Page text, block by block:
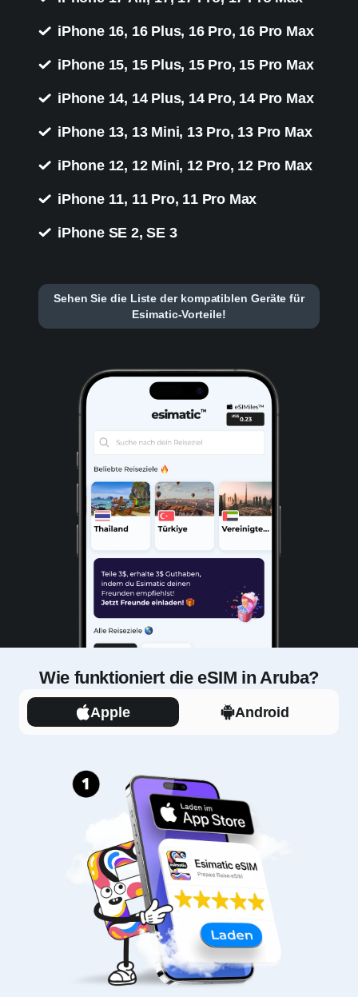
iPhone 16, 16 Plus, 16 Pro, 16 Pro Max
iPhone 15, 15 Plus, 15 Pro, 15 Pro Max
iPhone 14, 14 Plus, 14 Pro, 14 Pro Max
iPhone 13, 13 Mini, 13 Pro, 13 Pro Max
iPhone 12, 12 Mini, 12 Pro, 12 Pro Max
iPhone 11, 11 Pro, 11 Pro Max
iPhone SE 2, SE 3
Sehen Sie die Liste der kompatiblen Geräte für
Esimatic-Vorteile!
Wie funktioniert die eSIM in Aruba?
Apple Android